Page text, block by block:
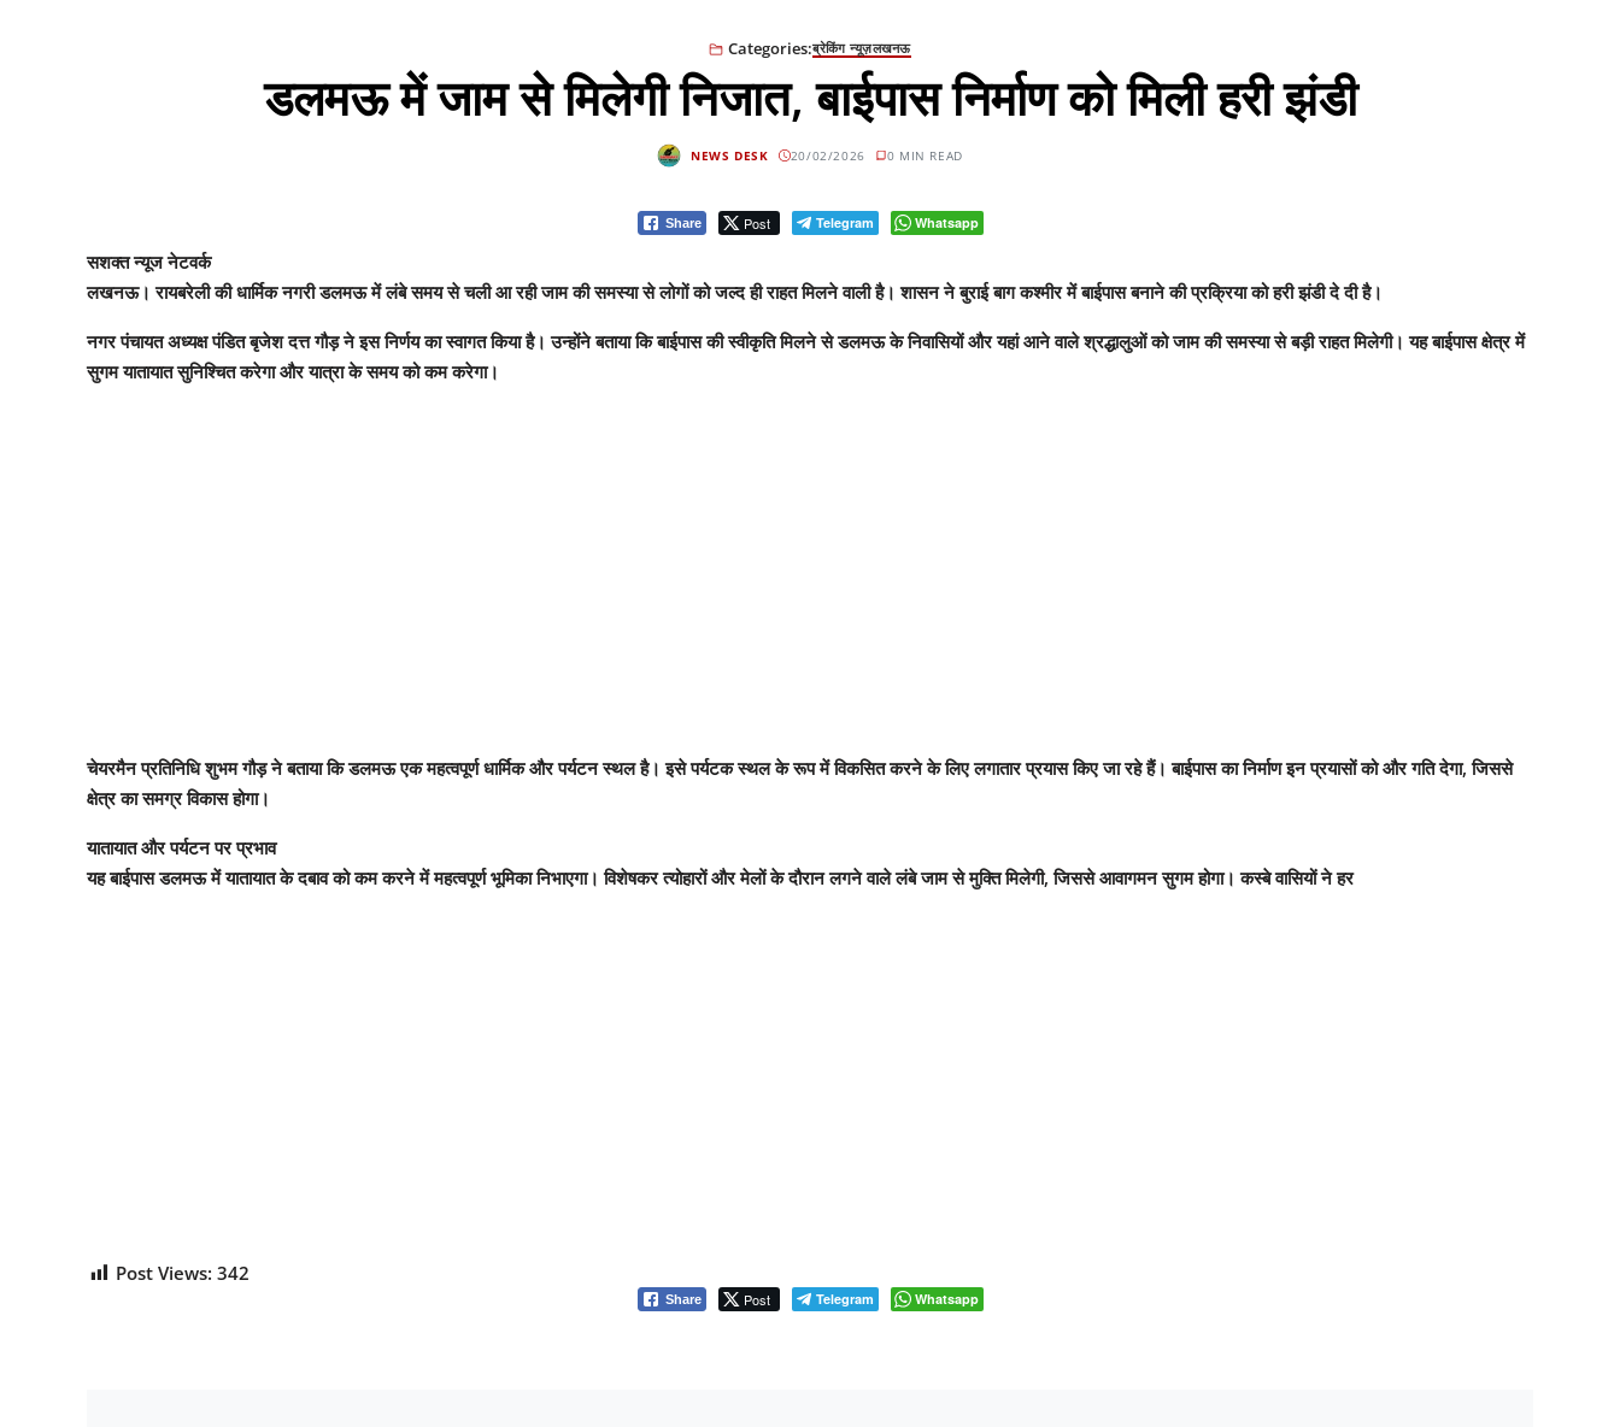
Categories:ब्रेकिंग न्यूज़लखनऊ
डलमऊ में जाम से मिलेगी निजात, बाईपास निर्माण को मिली हरी झंडी
NEWS DESK 20/02/2026 0 MIN READ
Share Post Telegram Whatsapp
सशक्त न्यूज नेटवर्क
लखनऊ। रायबरेली की धार्मिक नगरी डलमऊ में लंबे समय से चली आ रही जाम की समस्या से लोगों को जल्द ही राहत मिलने वाली है। शासन ने बुराई बाग कश्मीर में बाईपास बनाने की प्रक्रिया को हरी झंडी दे दी है।
नगर पंचायत अध्यक्ष पंडित बृजेश दत्त गौड़ ने इस निर्णय का स्वागत किया है। उन्होंने बताया कि बाईपास की स्वीकृति मिलने से डलमऊ के निवासियों और यहां आने वाले श्रद्धालुओं को जाम की समस्या से बड़ी राहत मिलेगी। यह बाईपास क्षेत्र में
सुगम यातायात सुनिश्चित करेगा और यात्रा के समय को कम करेगा।
चेयरमैन प्रतिनिधि शुभम गौड़ ने बताया कि डलमऊ एक महत्वपूर्ण धार्मिक और पर्यटन स्थल है। इसे पर्यटक स्थल के रूप में विकसित करने के लिए लगातार प्रयास किए जा रहे हैं। बाईपास का निर्माण इन प्रयासों को और गति देगा, जिससे
क्षेत्र का समग्र विकास होगा।
यातायात और पर्यटन पर प्रभाव
यह बाईपास डलमऊ में यातायात के दबाव को कम करने में महत्वपूर्ण भूमिका निभाएगा। विशेषकर त्योहारों और मेलों के दौरान लगने वाले लंबे जाम से मुक्ति मिलेगी, जिससे आवागमन सुगम होगा। कस्बे वासियों ने हर
Post Views: 342
Share Post Telegram Whatsapp